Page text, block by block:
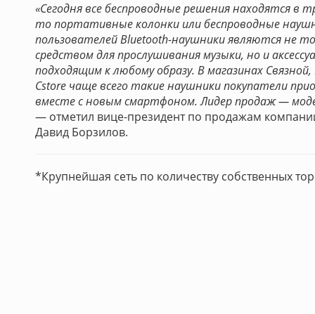
«Сегодня все беспроводные решения находятся в
то портативные колонки или беспроводные
пользователей Bluetooth-наушники являются не
средством для прослушивания музыки, но и
подходящим к любому образу. В магазинах
Cstore чаще всего такие наушники покупатели
вместе с новым смартфоном. Лидер продаж —
— отметил вице-президент по продажам
Давид Борзилов.
*Крупнейшая сеть по количеству собственных